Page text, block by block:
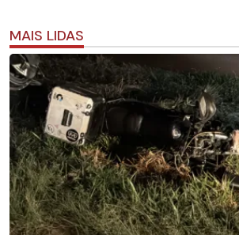
MAIS LIDAS